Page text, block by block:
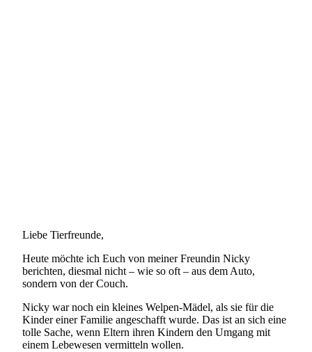
Liebe Tierfreunde,
Heute möchte ich Euch von meiner Freundin Nicky
berichten, diesmal nicht – wie so oft – aus dem Auto,
sondern von der Couch.
Nicky war noch ein kleines Welpen-Mädel, als sie für die
Kinder einer Familie angeschafft wurde. Das ist an sich eine
tolle Sache, wenn Eltern ihren Kindern den Umgang mit
einem Lebewesen vermitteln wollen.